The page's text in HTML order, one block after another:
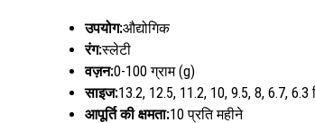
उपयोग:औद्योगिक
रंग:स्लेटी
वज़न:0-100 ग्राम (g)
साइज:13.2, 12.5, 11.2, 10, 9.5, 8, 6.7, 6.3
आपूर्ति की क्षमता:10 प्रति महीने